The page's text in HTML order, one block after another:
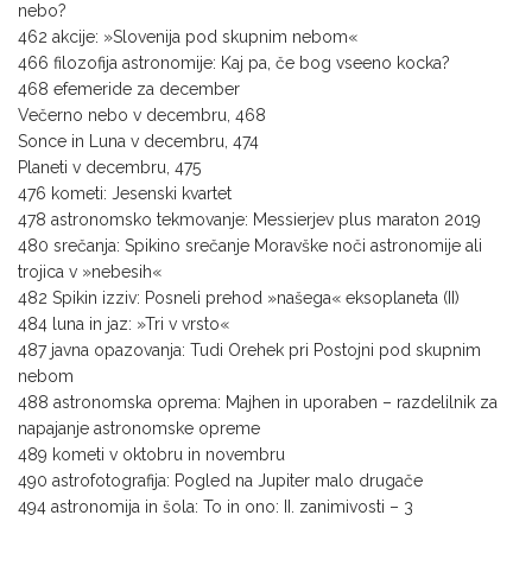
nebo?
462 akcije: »Slovenija pod skupnim nebom«
466 filozofija astronomije: Kaj pa, če bog vseeno kocka?
468 efemeride za december
Večerno nebo v decembru, 468
Sonce in Luna v decembru, 474
Planeti v decembru, 475
476 kometi: Jesenski kvartet
478 astronomsko tekmovanje: Messierjev plus maraton 2019
480 srečanja: Spikino srečanje Moravške noči astronomije ali
trojica v »nebesih«
482 Spikin izziv: Posneli prehod »našega« eksoplaneta (II)
484 luna in jaz: »Tri v vrsto«
487 javna opazovanja: Tudi Orehek pri Postojni pod skupnim
nebom
488 astronomska oprema: Majhen in uporaben – razdelilnik za
napajanje astronomske opreme
489 kometi v oktobru in novembru
490 astrofotografija: Pogled na Jupiter malo drugače
494 astronomija in šola: To in ono: II. zanimivosti – 3